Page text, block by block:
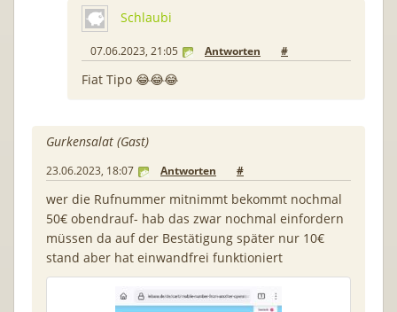
Schlaubi
07.06.2023, 21:05 Antworten #
Fiat Tipo 😂😂😂
Gurkensalat (Gast)
23.06.2023, 18:07 Antworten #
wer die Rufnummer mitnimmt bekommt nochmal
50€ obendrauf- hab das zwar nochmal einfordern
müssen da auf der Bestätigung später nur 10€
stand aber hat einwandfrei funktioniert